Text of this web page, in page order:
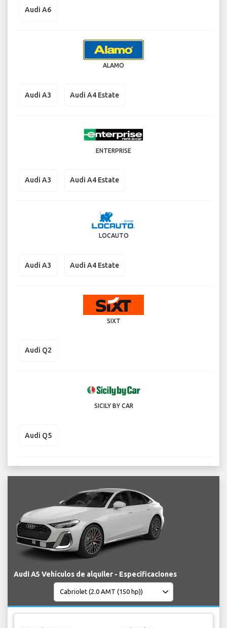
Audi A6
ALAMO
Audi A3 Audi A4 Estate
ENTERPRISE
Audi A3 Audi A4 Estate
LOCAUTO
Audi A3 Audi A4 Estate
SIXT
Audi Q2
SICILY BY CAR
Audi Q5
Audi A5 Vehículos de alquiler - Especificaciones